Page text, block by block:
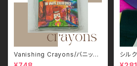
Vanishing Crayons/バニッシ
シル
ンチ